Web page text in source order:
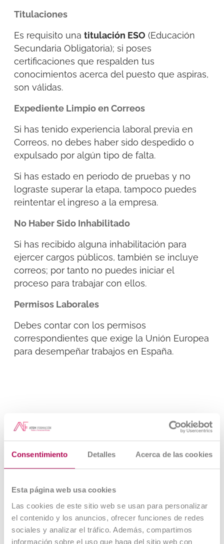
Consentimiento Detalles Acerca de las cookies
Esta página web usa cookies
Las cookies de este sitio web se usan para personalizar
el contenido y los anuncios, ofrecer funciones de redes
sociales y analizar el tráfico. Además, compartimos
información sobre el uso que haga del sitio web con
Titulaciones
Es requisito una titulación ESO (Educación
Secundaria Obligatoria); si poses
certificaciones que respalden tus
conocimientos acerca del puesto que aspiras,
son válidas.
Expediente Limpio en Correos
Si has tenido experiencia laboral previa en
Correos, no debes haber sido despedido o
expulsado por algún tipo de falta.
Si has estado en periodo de pruebas y no
lograste superar la etapa, tampoco puedes
reintentar el ingreso a la empresa.
No Haber Sido Inhabilitado
Si has recibido alguna inhabilitación para
ejercer cargos públicos, también se incluye
correos; por tanto no puedes iniciar el
proceso para trabajar con ellos.
Permisos Laborales
Debes contar con los permisos
correspondientes que exige la Unión Europea
para desempeñar trabajos en España.
¿Qué Puestos de Trabajo Existen en
Correos?
Administrativo
Este trabajo abarca muchos aspectos; desde
organizar documentos, hasta clasificar los
envíos; la empresa busca cada tiempo